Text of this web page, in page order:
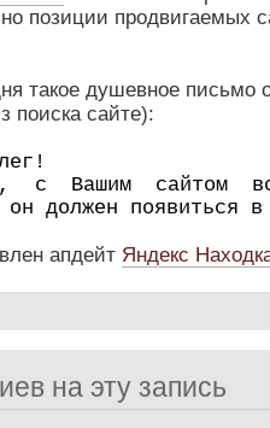
позиции продвигаемых
такое душевное письмо
поиска сайте):
с Вашим сайтом
он должен появиться
апдейт Яндекс
на эту запись